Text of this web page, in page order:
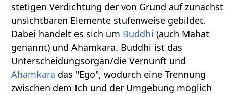
stetigen Verdichtung der von Grund auf zunächst
unsichtbaren Elemente stufenweise gebildet.
Dabei handelt es sich um Buddhi (auch Mahat
genannt) und Ahamkara. Buddhi ist das
Unterscheidungsorgan/die Vernunft und
Ahamkara das "Ego", wodurch eine Trennung
zwischen dem Ich und der Umgebung möglich